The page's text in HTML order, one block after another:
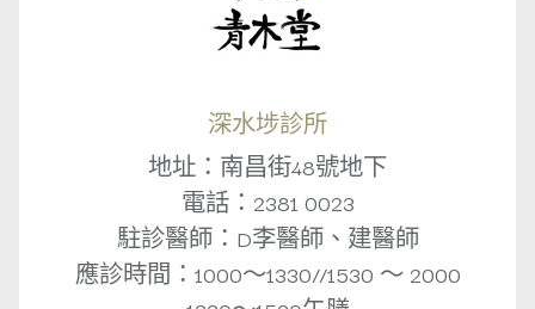
深水埗診所
地址：南昌街48號地下
電話：2381 0023
駐診醫師：D李醫師、建醫師
應診時間：1000～1330//1530 ～ 2000